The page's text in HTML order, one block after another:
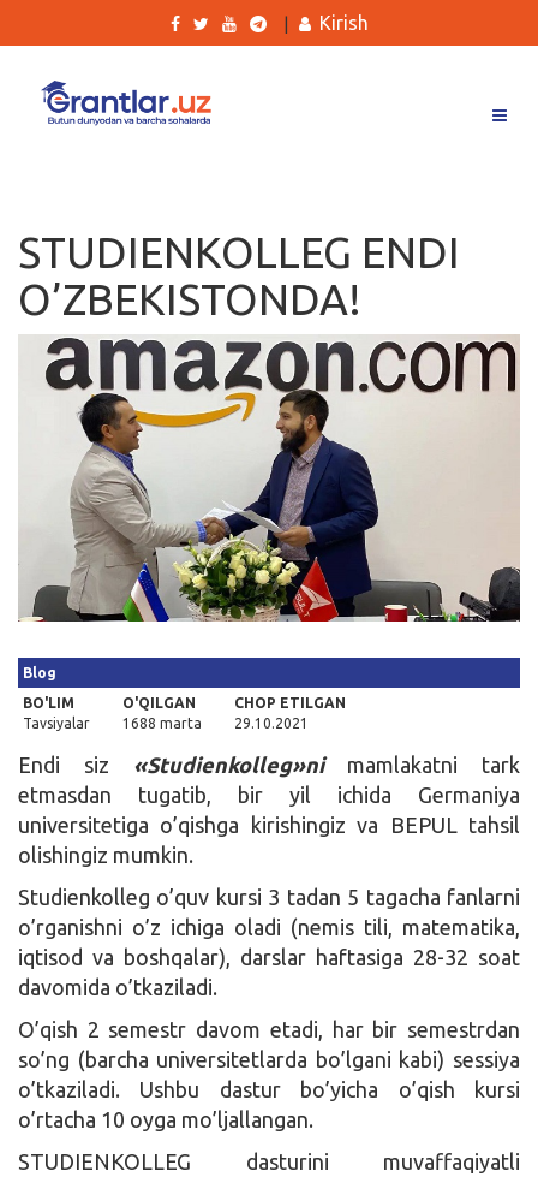
Ishlar
Kurslar
Blog
Qidirish
Kirish
Kirish
STUDIENKOLLEG ENDI
O’ZBEKISTONDA!
Blog
BO'LIM
Tavsiyalar
O'QILGAN
1688 marta
CHOP ETILGAN
29.10.2021
Endi siz «Studienkolleg»nimamlakatni tark
etmasdan tugatib, bir yil ichida Germaniya
universitetiga o’qishga kirishingiz va BEPUL tahsil
olishingiz mumkin.
Studienkolleg o’quv kursi 3 tadan 5 tagacha fanlarni
o’rganishni o’z ichiga oladi (nemis tili, matematika,
iqtisod va boshqalar), darslar haftasiga 28-32 soat
davomida o’tkaziladi.
O’qish 2 semestr davom etadi, har bir semestrdan
so’ng (barcha universitetlarda bo’lgani kabi) sessiya
o’tkaziladi. Ushbu dastur bo’yicha o’qish kursi
o’rtacha 10 oyga mo’ljallangan.
STUDIENKOLLEG dasturini muvaffaqiyatli